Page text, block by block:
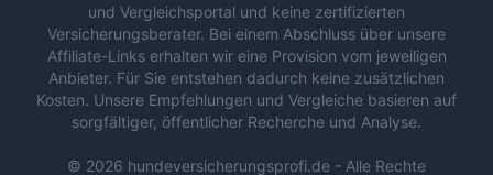
und Vergleichsportal und keine zertifizierten
Versicherungsberater. Bei einem Abschluss über unsere
Affiliate-Links erhalten wir eine Provision vom jeweiligen
Anbieter. Für Sie entstehen dadurch keine zusätzlichen
Kosten. Unsere Empfehlungen und Vergleiche basieren auf
sorgfältiger, öffentlicher Recherche und Analyse.
© 2026 hundeversicherungsprofi.de - Alle Rechte